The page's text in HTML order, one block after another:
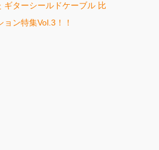
ギターシールドケーブル 比
ン特集Vol.3！！